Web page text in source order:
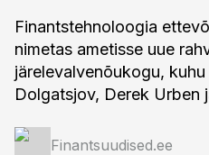
Finantstehnoloogia
nimetas ametisse uue
järelevalvenõukogu,
Dolgatsjov, Derek Urben
Finantsuudised.ee